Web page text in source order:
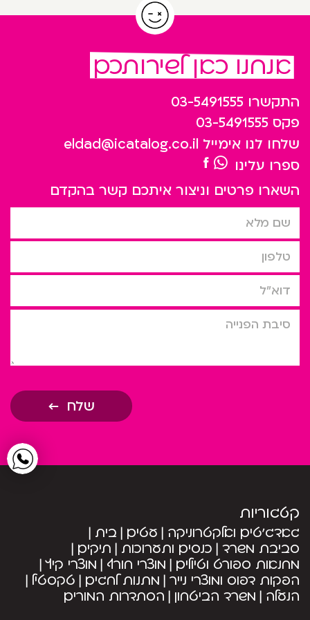
אנחנו כאן לשירותכם
התקשרו 03-5491555
פקס 03-5491555
שלחו לנו אימייל eldad@icatalog.co.il
ספרו עלינו
השארו פרטים וניצור איתכם קשר בהקדם
שם מלא
טלפון
דוא”ל
סיבת הפניה
שלח
קטגוריות
גאדג’טים ואלקטרוניקה עטים בית
סביבת משרד כנסים ותערוכות תיקים
מחנאות ספורט וטיולים מוצרי חורף מוצרי קיץ
הפקות דפוס ומוצרי נייר מתנות לחגים טקסטיל
הנעלה משרד הביטחון הסתדרות המורים